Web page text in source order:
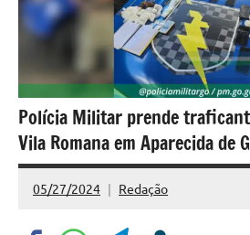
Polícia Militar prende
Vila Romana em Aparecida de
05/27/2024 Redação
Nenhum